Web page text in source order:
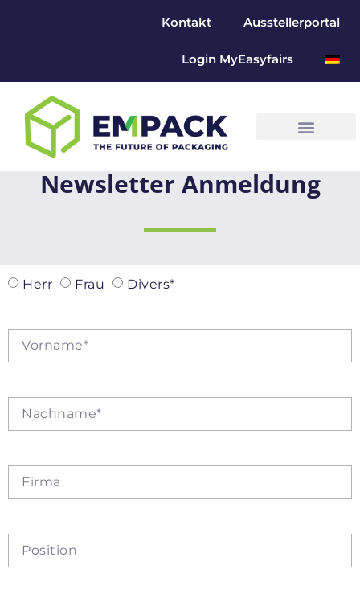
Kontakt Ausstellerportal
Login MyEasyfairs
Newsletter Anmeldung
Herr Frau Divers*